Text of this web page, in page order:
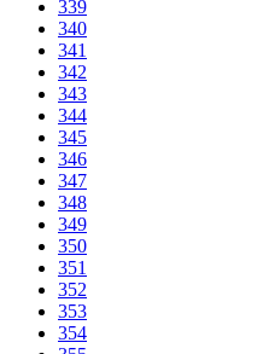
339
340
341
342
343
344
345
346
347
348
349
350
351
352
353
354